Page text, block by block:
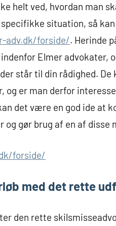
helt ved, hvordan man
situation, så
adv.dk/forside/. Herinde
Elmer advokater,
står til din rådighed.
og er man derfor
det være en god ide at
gør brug af en af disse
forside/
med det rette
den rette